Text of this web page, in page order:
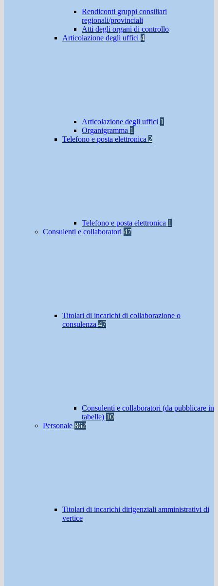
Rendiconti gruppi consiliari
regionali/provinciali
Atti degli organi di controllo
Articolazione degli uffici 4
Articolazione degli uffici 1
Organigramma 1
Telefono e posta elettronica 2
Telefono e posta elettronica 1
Consulenti e collaboratori 47
Titolari di incarichi di collaborazione o
consulenza 47
Consulenti e collaboratori (da pubblicare in
tabelle) 10
Personale 862
Titolari di incarichi dirigenziali amministrativi di
vertice